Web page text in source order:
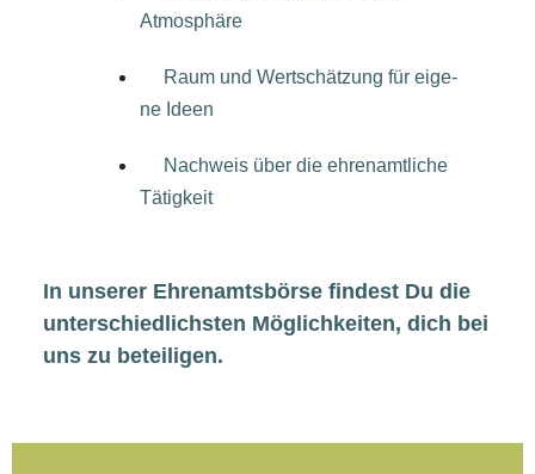
Atmosphäre
Raum und Wert­schät­zung für eige­
ne Ideen
Nach­weis über die ehren­amt­li­che
Tätigkeit
In unse­rer Ehren­amts­bör­se fin­dest Du die
unter­schied­lichs­ten Mög­lich­kei­ten, dich bei
uns zu beteiligen.